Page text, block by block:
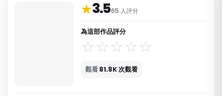
★3.565 人評分
為這部作品評分
觀看81.8K 次觀看
作品資料與分類